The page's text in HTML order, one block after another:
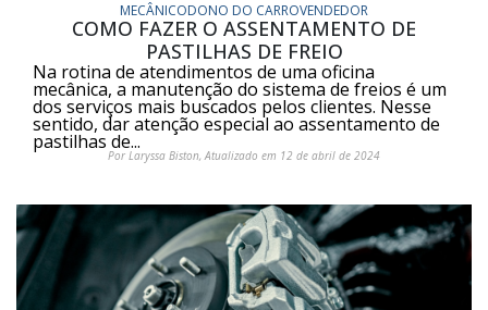
MECÂNICODONO DO CARROVENDEDOR
COMO FAZER O ASSENTAMENTO DE
PASTILHAS DE FREIO
Na rotina de atendimentos de uma oficina
mecânica, a manutenção do sistema de freios é um
dos serviços mais buscados pelos clientes. Nesse
sentido, dar atenção especial ao assentamento de
pastilhas de...
Por Laryssa Biston, Atualizado em 12 de abril de 2024